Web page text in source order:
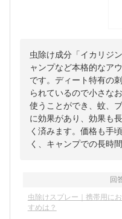
虫除け成分「イカリジ
ャンプなど本格的なア
です。ディート特有の
られているので小さな
使うことができ、蚊、
に効果があり、効果も
く済みます。価格も手
く、キャンプでの長時
回
虫除けスプレー｜携帯用に
すめは？